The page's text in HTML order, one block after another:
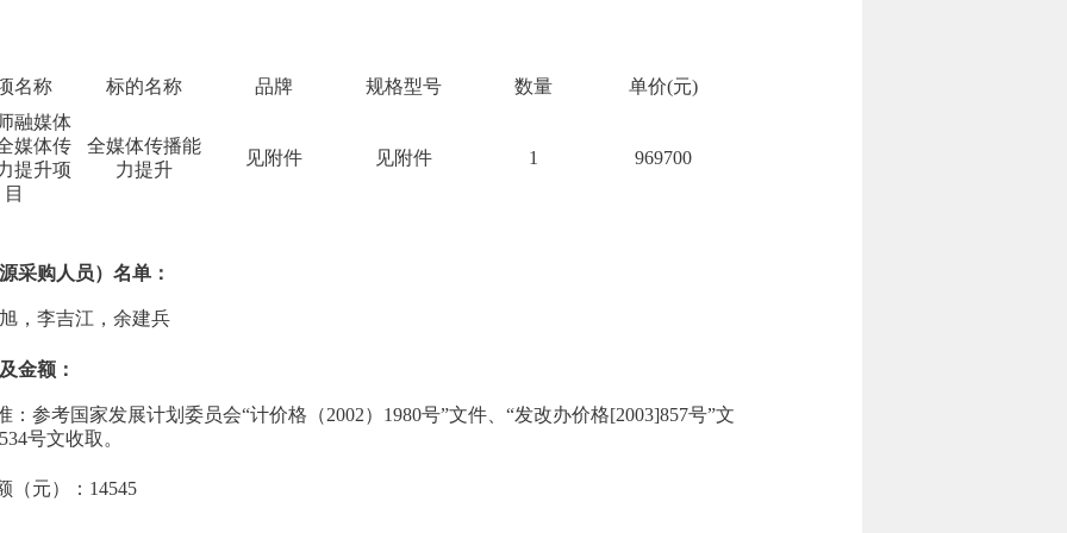
名称 标的名称 品牌 规格型号 数量
单价(元)
融媒体
媒体传
提升项
目
全媒体传播能
力提升
见附件 见附件 1 969700
采购人员）名单：
，李吉江，余建兵
金额：
： 参考国家发展计划委员会“计价格（2002）1980号”文件、“发改办价格[2003]857号”文
号文收取。
（元）： 14545